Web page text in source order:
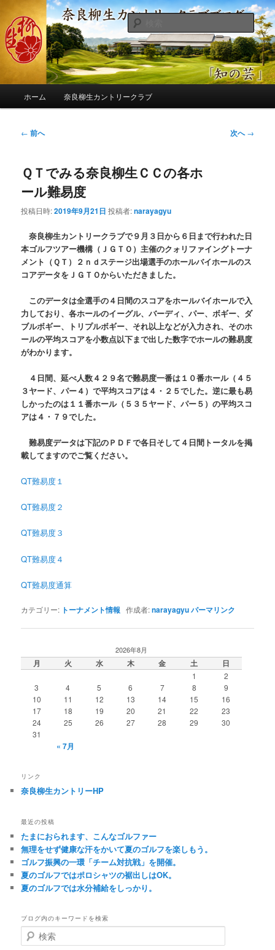
ン
コ
ン
へ
奈良柳生カントリークラブ総支配人
ブログ
季節の話題、クラブの出来事、コースの改修・更新作業、ゴルフに関する随
筆、喜怒哀楽などを気まぐれに発信します。
検
索
ホーム 奈良柳生カントリークラブ
投
ビ
ゲ
ー
シ
ン
← 前へ 次へ→
ＱＴでみる奈良柳生ＣＣの各ホ
ール難易度
投稿日時:2019年9月21日 投稿者:narayagyu
奈良柳生カントリークラブで９月３日から６日まで行われた日
本ゴルフツアー機構（ＪＧＴＯ）主催のクォリファイングトーナ
メント（ＱＴ）２ｎｄステージ出場選手のホールバイホールのス
コアデータをＪＧＴＯからいただきました。
このデータは全選手の４日間のスコアをホールバイホールで入
力しており、各ホールのイーグル、バーディ、パー、ボギー、ダ
ブルボギー、トリプルボギー、それ以上などが入力され、そのホ
ールの平均スコアを小数点以下まで出した数字でホールの難易度
がわかります。
４日間、延べ人数４２９名で難易度一番は１０番ホール（４５
３ヤード、パー４）で平均スコアは４・２５でした。逆に最も易
しかったのは１１番ホール（５３５ヤード、パー５）の平均スコ
アは４・７９でした。
難易度データは下記のＰＤＦで各日そして４日間トータルを掲
載してますのでご覧ください。
QT難易度１
QT難易度２
QT難易度３
QT難易度４
QT難易度通算
カテゴリー: トーナメント情報 作成者:narayagyuパーマリンク
2026年8月
月 火 水 木 金 土 日
1
2
3
4 5 6 7 8
9
10
11 12 13 14 15
16
17
18 19 20 21 22
23
24
25 26 27 28 29
30
31
« 7月
リンク
奈良柳生カントリーHP
最近の投稿
たまにおられます、こんなゴルファー
無理をせず健康な汗をかいて夏のゴルフを楽しもう。
ゴルフ振興の一環「チーム対抗戦」を開催。
夏のゴルフではポロシャツの裾出しはOK。
夏のゴルフでは水分補給をしっかり。
ブログ内のキーワードを検索
検
索